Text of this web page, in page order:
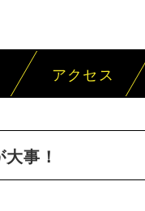
アクセス
事！